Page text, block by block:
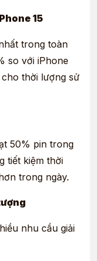
15
trong toàn
so với iPhone
thời lượng sử
50% pin trong
tiết kiệm thời
trong ngày.
nhu cầu giải